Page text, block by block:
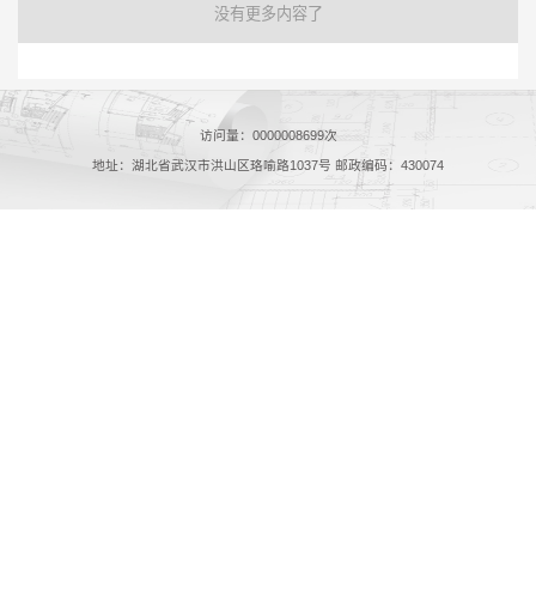
没有更多内容了
访问量： 0000008699次
地址：湖北省武汉市洪山区珞喻路1037号 邮政编码：430074